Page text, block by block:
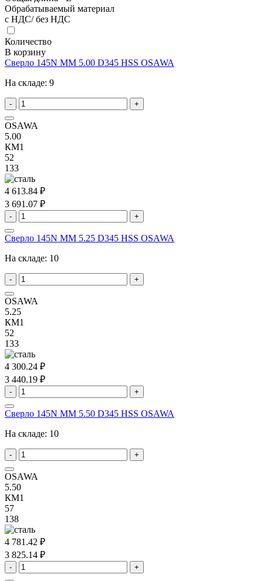
Обрабатываемый материал
с НДС/ без НДС
Количество
В корзину
Сверло 145N MM 5.00 D345 HSS OSAWA
На складе: 9
- +
OSAWA
5.00
КМ1
52
133
4 613.84 ₽
3 691.07 ₽
- +
Сверло 145N MM 5.25 D345 HSS OSAWA
На складе: 10
- +
OSAWA
5.25
КМ1
52
133
4 300.24 ₽
3 440.19 ₽
- +
Сверло 145N MM 5.50 D345 HSS OSAWA
На складе: 10
- +
OSAWA
5.50
КМ1
57
138
4 781.42 ₽
3 825.14 ₽
- +